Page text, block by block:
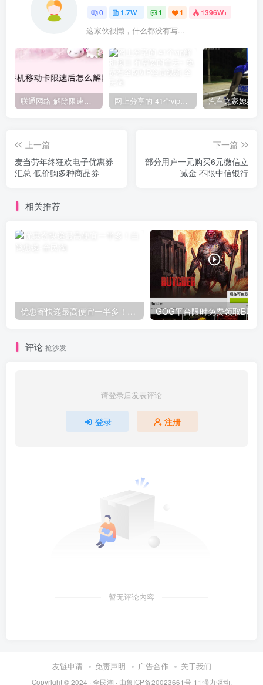
0 1.7W+ 1 1 1396W+
这家伙很懒，什么都没有写...
联通网络 解除限速方法参考！畅享、畅玩、老白干等及其它地区自测了 网上分享的 41个vip解析接口 有需要的拿去~ 免费看全网VIP会员视频
上一篇
麦当劳年终狂欢电子优惠券
汇总 低价购多种商品券
下一篇
部分用户一元购买6元微信立
减金 不限中信银行
相关推荐
优惠寄快递最高便宜一半多！白鸽惠递
评论 抢沙发
请登录后发表评论
登录 注册
暂无评论内容
友链申请 免责声明 广告合作 关于我们
Copyright © 2024 · 全民淘 · 由鲁ICP备20023661号-11强力驱动.